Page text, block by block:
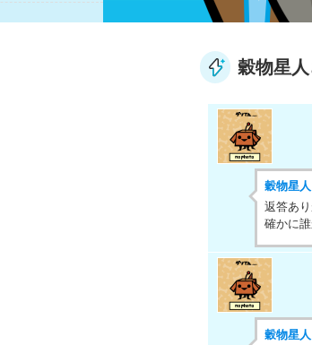
穀物星
穀物星人
返答あ
確かに
穀物星人